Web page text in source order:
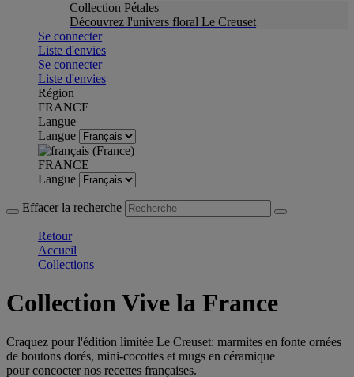
Collection Pétales
Découvrez l'univers floral Le Creuset
Se connecter
Liste d'envies
Se connecter
Liste d'envies
Région
FRANCE
Langue
Langue
FRANCE
Langue
Effacer la recherche
Retour
Accueil
Collections
Collection Vive la France
Craquez pour l'édition limitée Le Creuset: marmites en fonte ornées
de boutons dorés, mini-cocottes et mugs en céramique
pour concocter nos recettes françaises.